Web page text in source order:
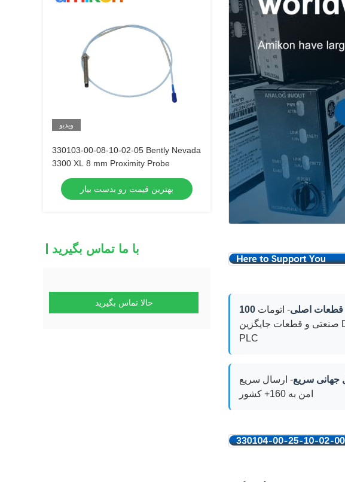
ویدیو
330103-00-08-10-02-05 Bently Nevada
3300 XL 8 mm Proximity Probe
بهترین قیمت رو بدست بیار
با ما تماس بگیرید
حالا تماس بگیرید
قطعات اصلی- اتومات
صنعتی و قطعات جایگزین DCS /
PLC
جهانی سریع- ارسال سريع
امن به 160+ کشور